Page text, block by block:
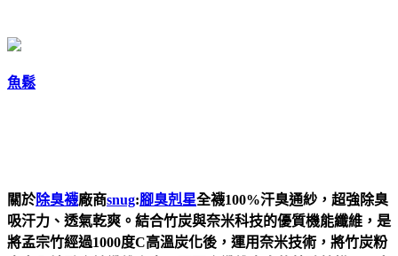
魚鬆
關於除臭襪廠商snug:腳臭剋星全襪100%汗臭通紗，超強除臭
吸汗力、透氣乾爽。結合竹炭與奈米科技的優質機能纖維，是
將孟宗竹經過1000度C高溫炭化後，運用奈米技術，將竹炭粉